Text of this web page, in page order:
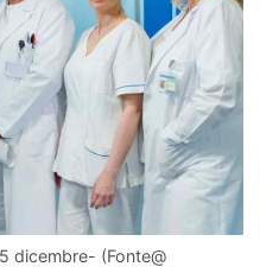
dicembre- (Fonte@